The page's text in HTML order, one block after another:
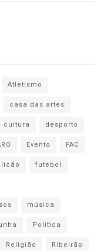
Atletismo
casa das artes
cultura
desporto
Evento
FAC
futebol
música
Politica
Religião
Ribeirão